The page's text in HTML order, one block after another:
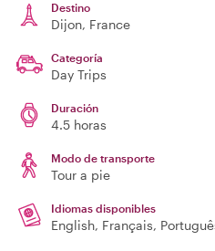
Destino
Dijon, France
Categoría
Day Trips
Duración
4.5 horas
Modo de transporte
Tour a pie
Idiomas disponibles
English, Français,